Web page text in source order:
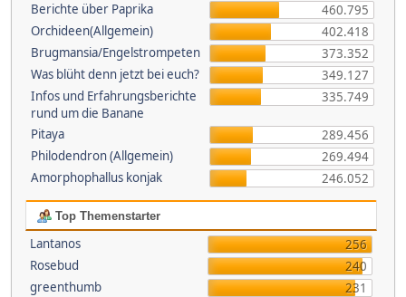
Berichte über Paprika
460.795
Orchideen(Allgemein)
402.418
Brugmansia/Engelstrompeten
373.352
Was blüht denn jetzt bei euch?
349.127
Infos und Erfahrungsberichte
rund um die Banane
335.749
Pitaya
289.456
Philodendron (Allgemein)
269.494
Amorphophallus konjak
246.052
Top Themenstarter
Lantanos
256
Rosebud
240
greenthumb
231